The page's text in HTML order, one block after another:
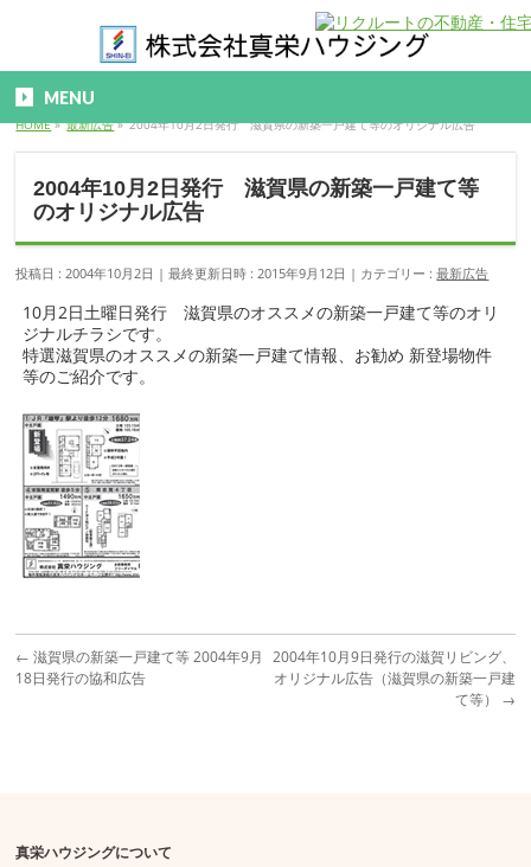
MENU
HOME» 最新広告» 2004年10月2日発行 滋賀県の新築一戸建て等のオリジナル広告
2004年10月2日発行 滋賀県の新築一戸建て等
のオリジナル広告
投稿日 : 2004年10月2日 最終更新日時 : 2015年9月12日 カテゴリー :最新広告
10月2日土曜日発行 滋賀県のオススメの新築一戸建て等のオリ
ジナルチラシです。
特選滋賀県のオススメの新築一戸建て情報、お勧め 新登場物件
等のご紹介です。
← 滋賀県の新築一戸建て等 2004年9月
18日発行の協和広告
2004年10月9日発行の滋賀リビング、
オリジナル広告（滋賀県の新築一戸建
て等） →
真栄ハウジングについて